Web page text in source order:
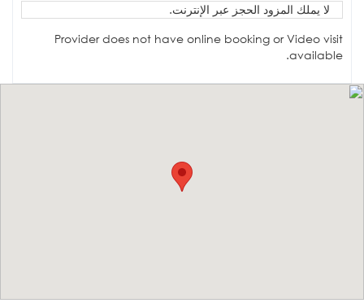
لا يملك المزود الحجز عبر الإنترنت.
Provider does not have online booking or Video visit
available.